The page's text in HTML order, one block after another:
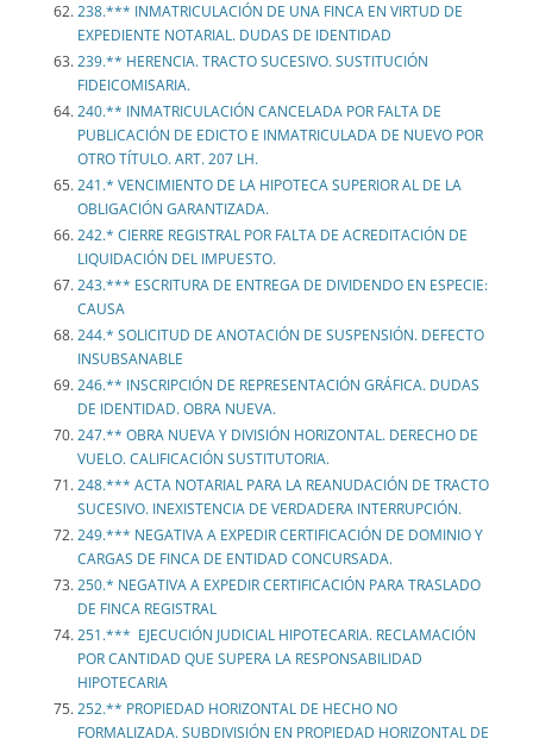
238.*** INMATRICULACIÓN DE UNA FINCA EN VIRTUD DE
EXPEDIENTE NOTARIAL. DUDAS DE IDENTIDAD
239.** HERENCIA. TRACTO SUCESIVO. SUSTITUCIÓN
FIDEICOMISARIA.
240.** INMATRICULACIÓN CANCELADA POR FALTA DE
PUBLICACIÓN DE EDICTO E INMATRICULADA DE NUEVO POR
OTRO TÍTULO. ART. 207 LH.
241.* VENCIMIENTO DE LA HIPOTECA SUPERIOR AL DE LA
OBLIGACIÓN GARANTIZADA.
242.* CIERRE REGISTRAL POR FALTA DE ACREDITACIÓN DE
LIQUIDACIÓN DEL IMPUESTO.
243.*** ESCRITURA DE ENTREGA DE DIVIDENDO EN ESPECIE:
CAUSA
244.* SOLICITUD DE ANOTACIÓN DE SUSPENSIÓN. DEFECTO
INSUBSANABLE
246.** INSCRIPCIÓN DE REPRESENTACIÓN GRÁFICA. DUDAS
DE IDENTIDAD. OBRA NUEVA.
247.** OBRA NUEVA Y DIVISIÓN HORIZONTAL. DERECHO DE
VUELO. CALIFICACIÓN SUSTITUTORIA.
248.*** ACTA NOTARIAL PARA LA REANUDACIÓN DE TRACTO
SUCESIVO. INEXISTENCIA DE VERDADERA INTERRUPCIÓN.
249.*** NEGATIVA A EXPEDIR CERTIFICACIÓN DE DOMINIO Y
CARGAS DE FINCA DE ENTIDAD CONCURSADA.
250.* NEGATIVA A EXPEDIR CERTIFICACIÓN PARA TRASLADO
DE FINCA REGISTRAL
251.*** EJECUCIÓN JUDICIAL HIPOTECARIA. RECLAMACIÓN
POR CANTIDAD QUE SUPERA LA RESPONSABILIDAD
HIPOTECARIA
252.** PROPIEDAD HORIZONTAL DE HECHO NO
FORMALIZADA. SUBDIVISIÓN EN PROPIEDAD HORIZONTAL DE